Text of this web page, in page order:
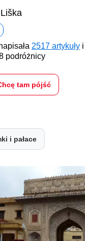
2517 artykuły
podróżnicy
tam pójść
i pałace